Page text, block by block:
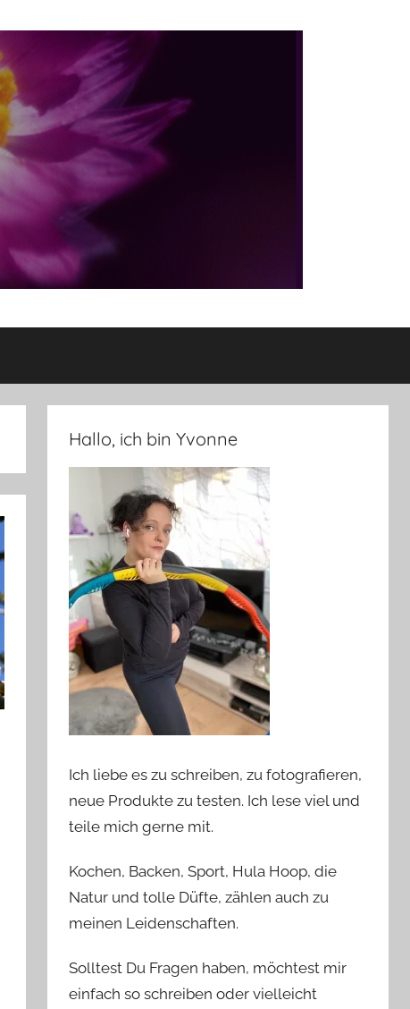
Hallo, ich bin Yvonne
Ich liebe es zu schreiben, zu fotografieren,
neue Produkte zu testen. Ich lese viel und
teile mich gerne mit.
Kochen, Backen, Sport, Hula Hoop, die
Natur und tolle Düfte, zählen auch zu
meinen Leidenschaften.
Solltest Du Fragen haben, möchtest mir
einfach so schreiben oder vielleicht